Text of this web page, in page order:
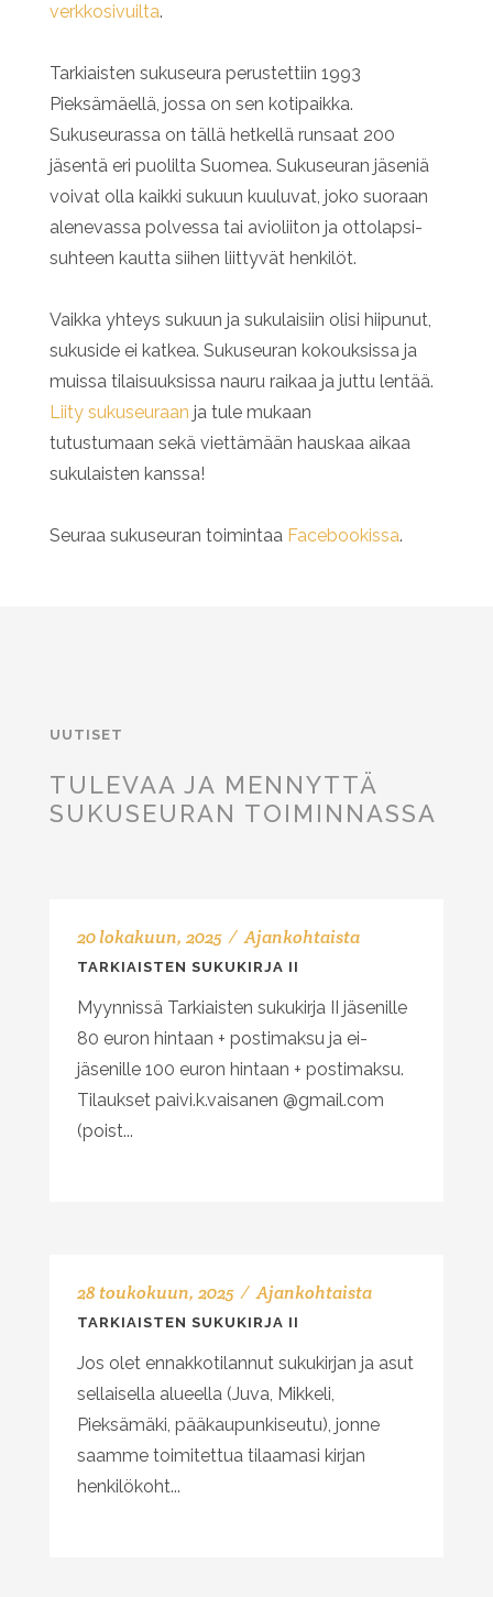
verkkosivuilta.
Tarkiaisten sukuseura perustettiin 1993
Pieksämäellä, jossa on sen kotipaikka.
Sukuseurassa on tällä hetkellä runsaat 200
jäsentä eri puolilta Suomea. Sukuseuran jäseniä
voivat olla kaikki sukuun kuuluvat, joko suoraan
alenevassa polvessa tai avioliiton ja ottolapsi-
suhteen kautta siihen liittyvät henkilöt.
Vaikka yhteys sukuun ja sukulaisiin olisi hiipunut,
sukuside ei katkea. Sukuseuran kokouksissa ja
muissa tilaisuuksissa nauru raikaa ja juttu lentää.
Liity sukuseuraan ja tule mukaan
tutustumaan sekä viettämään hauskaa aikaa
sukulaisten kanssa!
Seuraa sukuseuran toimintaa Facebookissa.
UUTISET
TULEVAA JA MENNYTTÄ
SUKUSEURAN TOIMINNASSA
20 lokakuun, 2025 Ajankohtaista
TARKIAISTEN SUKUKIRJA II
Myynnissä Tarkiaisten sukukirja II jäsenille
80 euron hintaan + postimaksu ja ei-
jäsenille 100 euron hintaan + postimaksu.
Tilaukset paivi.k.vaisanen @gmail.com
(poist...
28 toukokuun, 2025 Ajankohtaista
TARKIAISTEN SUKUKIRJA II
Jos olet ennakkotilannut sukukirjan ja asut
sellaisella alueella (Juva, Mikkeli,
Pieksämäki, pääkaupunkiseutu), jonne
saamme toimitettua tilaamasi kirjan
henkilökoht...